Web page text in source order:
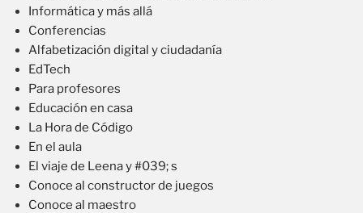
Informática y más allá
Conferencias
Alfabetización digital y ciudadanía
EdTech
Para profesores
Educación en casa
La Hora de Código
En el aula
El viaje de Leena y #039; s
Conoce al constructor de juegos
Conoce al maestro